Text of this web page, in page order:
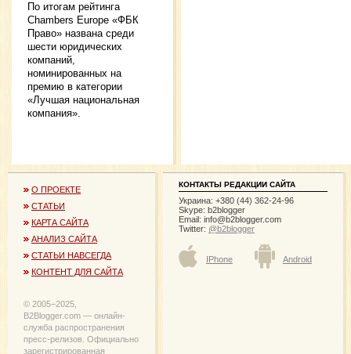
По итогам рейтинга
Chambers Europe «ФБК
Право» названа среди
шести юридических
компаний,
номинированных на
премию в категории
«Лучшая национальная
компания».
О ПРОЕКТЕ
СТАТЬИ
КАРТА САЙТА
АНАЛИЗ САЙТА
СТАТЬИ НАВСЕГДА
КОНТЕНТ ДЛЯ САЙТА
© 2005−2025,
B2Blogger.com — онлайн-
служба распространения
пресс-релизов. Официально
зарегистрированная
КОНТАКТЫ РЕДАКЦИИ САЙТА
Украина: +380 (44) 362-24-96
Skype: b2blogger
Email: info@b2blogger.com
Twitter: @b2blogger
IPhone Android